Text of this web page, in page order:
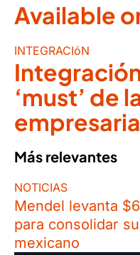
Available
INTEGRACIóN
‘must’ de
Más relevantes
NOTICIAS
Mendel levanta
para consolidar
mexicano